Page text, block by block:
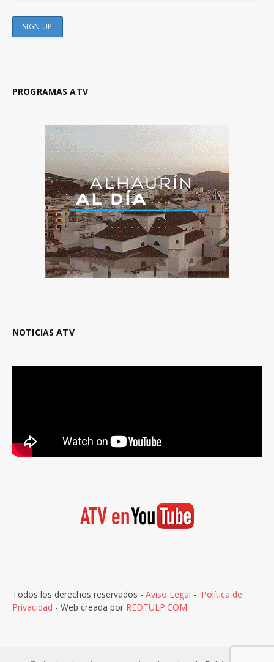
PROGRAMAS ATV
NOTICIAS ATV
Todos los derechos reservados - Aviso Legal - Política de
Privacidad - Web creada por REDTULP.COM